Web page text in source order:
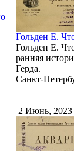
Гольден Е.
Гольден Е.
ранняя
Герда.
Санкт-
2 Июнь, 2023